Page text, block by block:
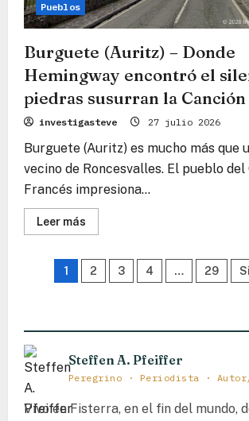
Pueblos
Burguete (Auritz) – Donde
Hemingway encontró el
piedras susurran la
investigasteve 27 julio 2026
Burguete (Auritz) es mucho más que
vecino de Roncesvalles. El pueblo del
Francés impresiona...
Leer más
más
(Auritz)
–
silencio
las
piedras
susurran
de
Paginación
entradas
1 2 3 4 … 29
Steffen A. Pfeiffer
Peregrino · Periodista ·
Vivo en Fisterra, en el fin del mundo,